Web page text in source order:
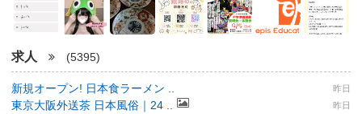
求人 (5395)
新規オープン! 日本食ラーメン .. 昨日
東京大阪外送茶 日本風俗｜24 .. 昨日